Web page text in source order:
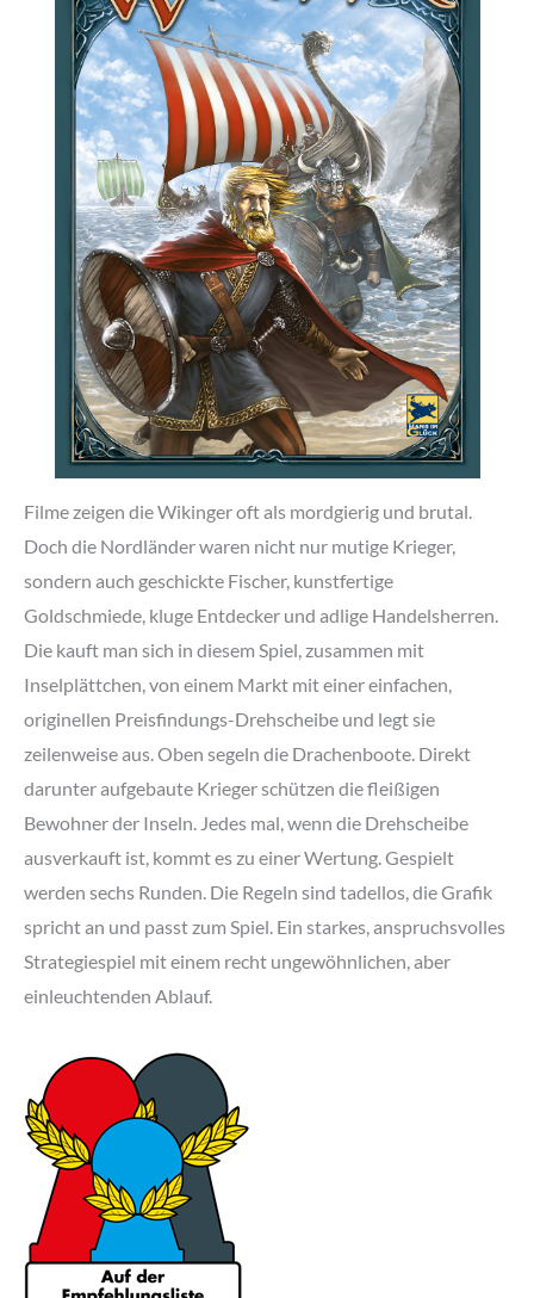
Filme zeigen die Wikinger oft als mordgierig und brutal.
Doch die Nordländer waren nicht nur mutige Krieger,
sondern auch geschickte Fischer, kunstfertige
Goldschmiede, kluge Entdecker und adlige Handelsherren.
Die kauft man sich in diesem Spiel, zusammen mit
Inselplättchen, von einem Markt mit einer einfachen,
originellen Preisfindungs-Drehscheibe und legt sie
zeilenweise aus. Oben segeln die Drachenboote. Direkt
darunter aufgebaute Krieger schützen die fleißigen
Bewohner der Inseln. Jedes mal, wenn die Drehscheibe
ausverkauft ist, kommt es zu einer Wertung. Gespielt
werden sechs Runden. Die Regeln sind tadellos, die Grafik
spricht an und passt zum Spiel. Ein starkes, anspruchsvolles
Strategiespiel mit einem recht ungewöhnlichen, aber
einleuchtenden Ablauf.